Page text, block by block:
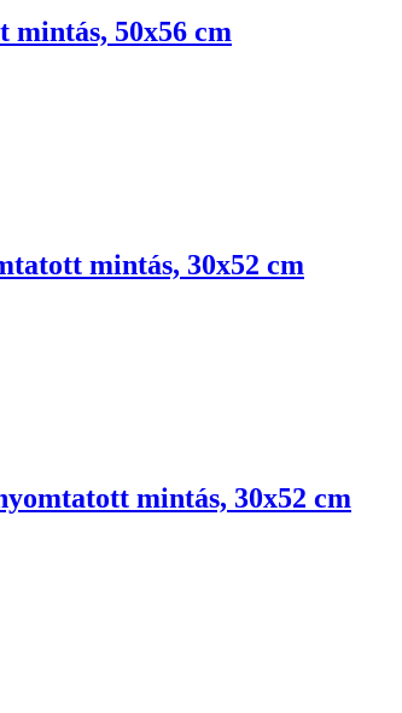
mintás, 50x56 cm
mintás, 30x52 cm
mintás, 30x52 cm